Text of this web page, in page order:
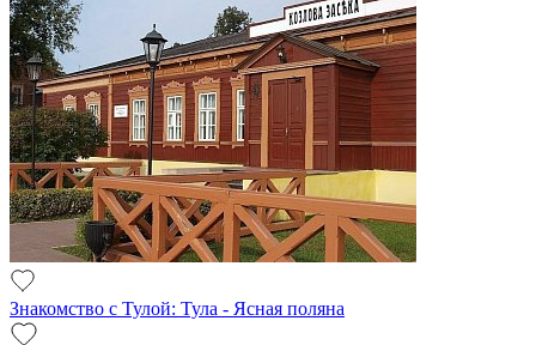
Знакомство с Тулой: Тула - Ясная поляна